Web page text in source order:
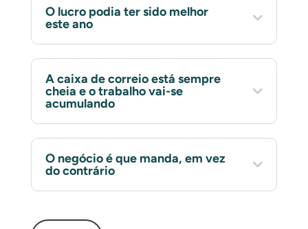
O lucro podia ter sido melhor
este ano
A caixa de correio está sempre
cheia e o trabalho vai-se
acumulando
O negócio é que manda, em vez
do contrário